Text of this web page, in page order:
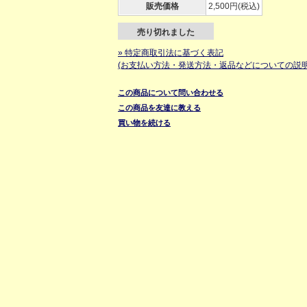
販売価格 2,500円(税込)
売り切れました
» 特定商取引法に基づく表記
(お支払い方法・発送方法・返品などについての説
この商品について問い合わせる
この商品を友達に教える
買い物を続ける